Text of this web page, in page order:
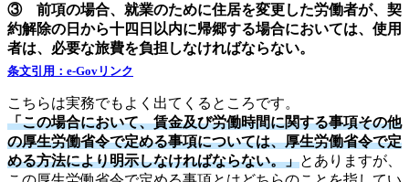
③ 前項の場合、就業のために住居を変更した労働者が、契
約解除の日から十四日以内に帰郷する場合においては、使用
者は、必要な旅費を負担しなければならない。
条文引用：e-Govリンク
こちらは実務でもよく出てくるところです。
「この場合において、賃金及び労働時間に関する事項その他
の厚生労働省令で定める事項については、厚生労働省令で定
める方法により明示しなければならない。」とありますが、